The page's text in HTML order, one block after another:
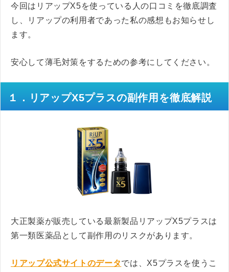
今回はリアップX5を使っている人の口コミを徹底調査
し、リアップの利用者であった私の感想もお知らせし
ます。
安心して薄毛対策をするための参考にしてください。
１．リアップX5プラスの副作用を徹底解説
大正製薬が販売している最新製品リアップX5プラスは
第一類医薬品として副作用のリスクがあります。
リアップ公式サイトのデータでは、X5プラスを使うこ